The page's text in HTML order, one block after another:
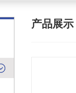
产品展示